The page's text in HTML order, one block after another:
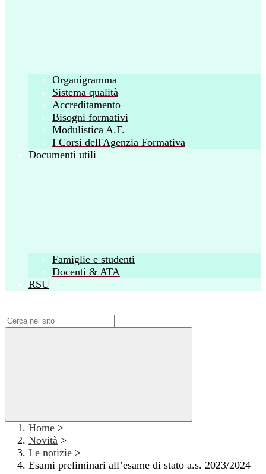
Organigramma
Sistema qualità
Accreditamento
Bisogni formativi
Modulistica A.F.
I Corsi dell'Agenzia Formativa
Documenti utili
Famiglie e studenti
Docenti & ATA
RSU
Home >
Novità >
Le notizie >
Esami preliminari all’esame di stato a.s. 2023/2024